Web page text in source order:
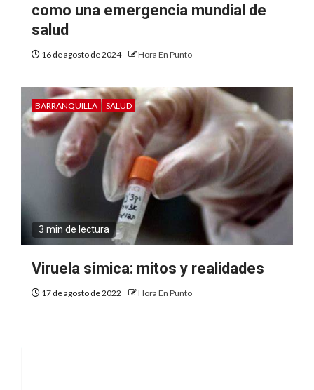
como una emergencia mundial de
salud
16 de agosto de 2024 Hora En Punto
BARRANQUILLA SALUD
3 min de lectura
Viruela símica: mitos y realidades
17 de agosto de 2022 Hora En Punto